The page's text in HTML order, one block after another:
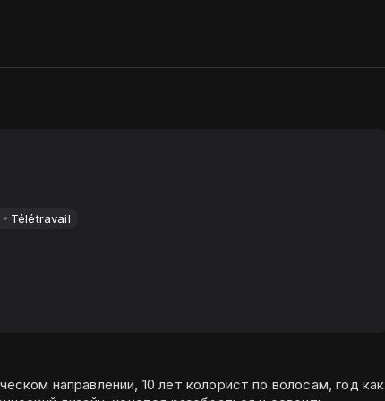
Télétravail
направлении, 10 лет колорист по волосам, год как